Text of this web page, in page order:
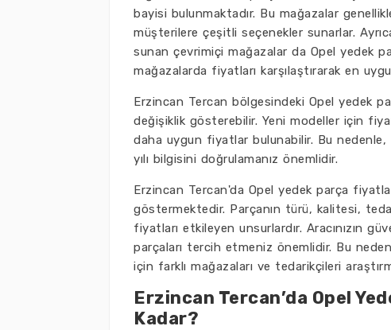
bayisi bulunmaktadır. Bu mağazalar
müşterilere çeşitli seçenekler sunarlar.
sunan çevrimiçi mağazalar da Opel yedek
mağazalarda fiyatları karşılaştırarak en
Erzincan Tercan bölgesindeki Opel yedek
değişiklik gösterebilir. Yeni modeller için
daha uygun fiyatlar bulunabilir. Bu nedenle,
yılı bilgisini doğrulamanız önemlidir.
Erzincan Tercan'da Opel yedek parça
göstermektedir. Parçanın türü, kalitesi,
fiyatları etkileyen unsurlardır. Aracınızın
parçaları tercih etmeniz önemlidir. Bu
için farklı mağazaları ve tedarikçileri
Erzincan Tercan’da Opel
Kadar?